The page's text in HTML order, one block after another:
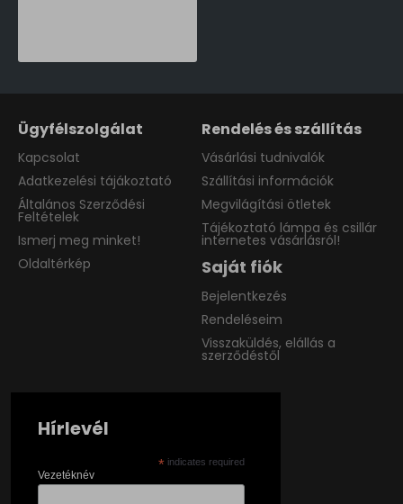
Ügyfélszolgálat
Kapcsolat
Adatkezelési tájákoztató
Általános Szerződési
Feltételek
Ismerj meg minket!
Oldaltérkép
Rendelés és szállítás
Vásárlási tudnivalók
Szállítási információk
Megvilágítási ötletek
Tájékoztató lámpa és csillár
internetes vásárlásról!
Saját fiók
Bejelentkezés
Rendeléseim
Visszaküldés, elállás a
szerződéstől
Hírlevél
* indicates required
Vezetéknév